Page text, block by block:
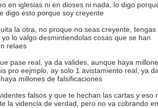
en iglesias ni en dioses ni nada, lo digo
digo esto porque soy creyente
la otra, no proque no seas creyente, tengas
lo valgo desmintiendolas cosas que se han
relaes
pase real, ya da valides, aunque haya
pro eejmplo, ay solo 1 avistamiento real, ya
millones de falsificaciones
falsos y que te hechan las cartas y eso
la videncia de verdad, pero no va cobrando